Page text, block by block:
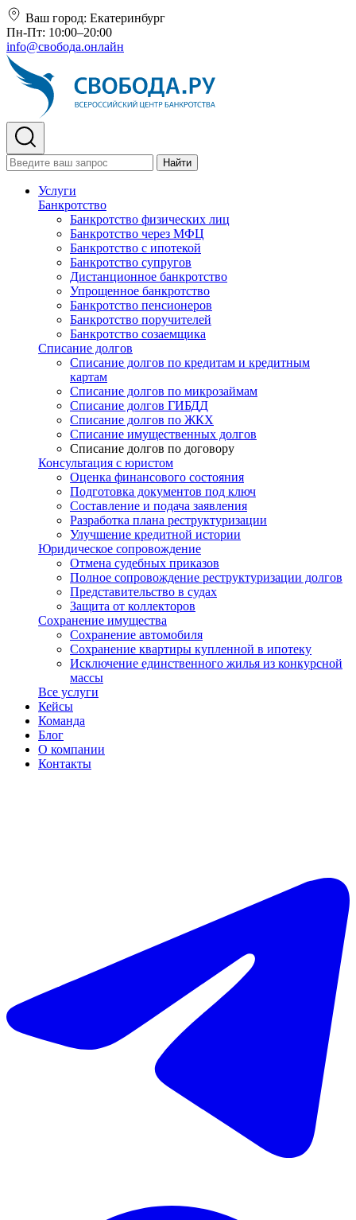
Ваш город: Екатеринбург
Пн-Пт: 10:00–20:00
info@свобода.онлайн
Найти
Услуги
Банкротство
Банкротство физических лиц
Банкротство через МФЦ
Банкротство с ипотекой
Банкротство супругов
Дистанционное банкротство
Упрощенное банкротство
Банкротство пенсионеров
Банкротство поручителей
Банкротство созаемщика
Списание долгов
Списание долгов по кредитам и кредитным
картам
Списание долгов по микрозаймам
Списание долгов ГИБДД
Списание долгов по ЖКХ
Списание имущественных долгов
Списание долгов по договору
Консультация с юристом
Оценка финансового состояния
Подготовка документов под ключ
Составление и подача заявления
Разработка плана реструктуризации
Улучшение кредитной истории
Юридическое сопровождение
Отмена судебных приказов
Полное сопровождение реструктуризации долгов
Представительство в судах
Защита от коллекторов
Сохранение имущества
Сохранение автомобиля
Сохранение квартиры купленной в ипотеку
Исключение единственного жилья из конкурсной
массы
Все услуги
Кейсы
Команда
Блог
О компании
Контакты